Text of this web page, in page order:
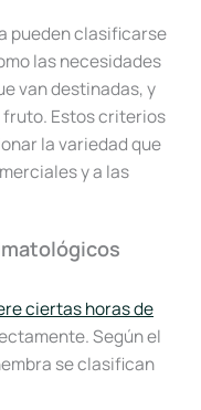
pueden clasificarse
las necesidades
van destinadas, y
Estos criterios
la variedad que
y a las
ciertas horas de
Según el
se clasifican